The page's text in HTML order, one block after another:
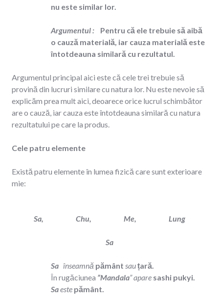
nu este similar lor.
Argumentul:
Pentru că ele trebuie să aibă
o cauză materială, iar cauza materială este
întotdeauna similară cu rezultatul.
Argumentul principal aici este că cele trei trebuie să
provină din lucruri similare cu natura lor. Nu este nevoie să
explicăm prea mult aici, deoarece orice lucrul schimbător
are o cauză, iar cauza este întotdeauna similară cu natura
rezultatului pe care la produs.
Cele patru elemente
Există patru elemente în lumea fizică care sunt exterioare
mie:
Sa, Chu, Me, Lung
Sa
Sa înseamnă pământ sauțară.
În rugăciunea ”Mandala”apare sashi pukyi.
Saeste pământ.